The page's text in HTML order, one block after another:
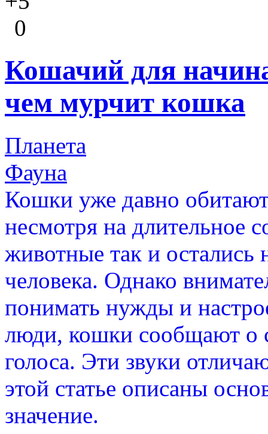
0
Кошачий для
чем мурчит кошка
Планета
Фауна
Кошки уже давно
несмотря на длительное
животные так и остались
человека. Однако
понимать нужды и
люди, кошки сообщают о
голоса. Эти звуки
этой статье описаны
значение.